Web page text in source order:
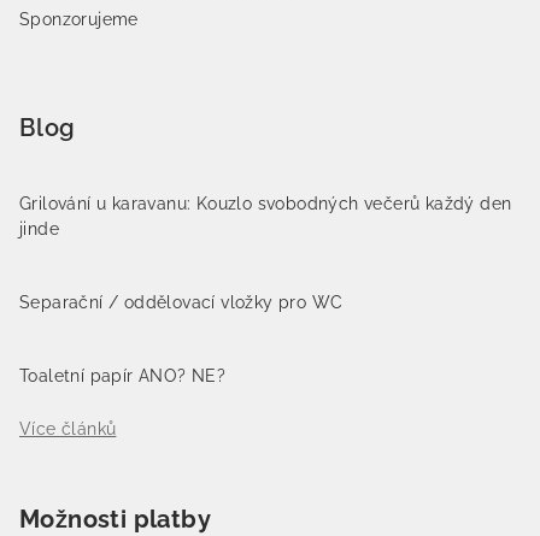
Sponzorujeme
Blog
Grilování u karavanu: Kouzlo svobodných večerů každý den
jinde
Separační / oddělovací vložky pro WC
Toaletní papír ANO? NE?
Více článků
Možnosti platby